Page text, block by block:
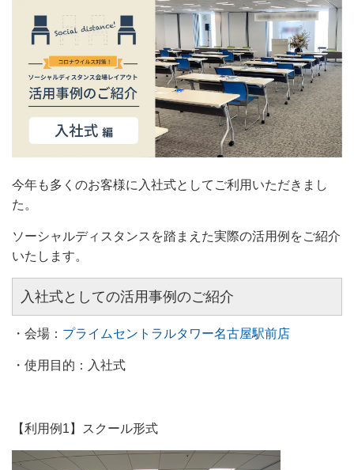
今年も多くのお客様に入社式としてご利用いただきまし
た。
ソーシャルディスタンスを踏まえた実際の活用例をご紹介
いたします。
入社式としての活用事例のご紹介
・会場： プライムセントラルタワー名古屋駅前店
・使用目的：入社式
【利用例1】スクール形式